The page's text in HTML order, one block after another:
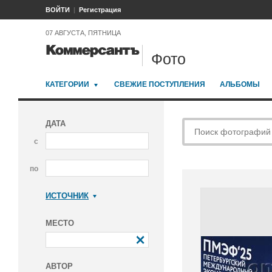
ВОЙТИ Регистрация
07 АВГУСТА, ПЯТНИЦА
Фото
КАТЕГОРИИ СВЕЖИЕ ПОСТУПЛЕНИЯ АЛЬБОМЫ
ДАТА
с
по
ИСТОЧНИК
МЕСТО
АВТОР